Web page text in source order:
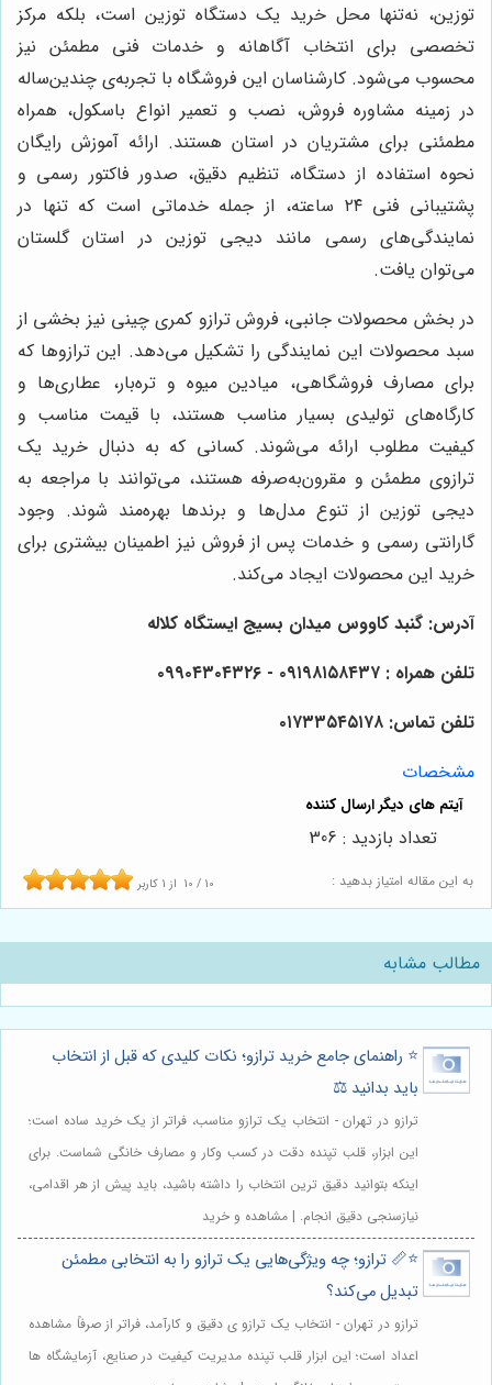
توزین، نه‌تنها محل خرید یک دستگاه توزین است، بلکه مرکز
تخصصی برای انتخاب آگاهانه و خدمات فنی مطمئن نیز
محسوب می‌شود. کارشناسان این فروشگاه با تجربه‌ی چندین‌ساله
در زمینه مشاوره فروش، نصب و تعمیر انواع باسکول، همراه
مطمئنی برای مشتریان در استان هستند. ارائه آموزش رایگان
نحوه استفاده از دستگاه، تنظیم دقیق، صدور فاکتور رسمی و
پشتیبانی فنی ۲۴ ساعته، از جمله خدماتی است که تنها در
نمایندگی‌های رسمی مانند دیجی توزین در استان گلستان
می‌توان یافت.
در بخش محصولات جانبی، فروش ترازو کمری چینی نیز بخشی از
سبد محصولات این نمایندگی را تشکیل می‌دهد. این ترازوها که
برای مصارف فروشگاهی، میادین میوه و تره‌بار، عطاری‌ها و
کارگاه‌های تولیدی بسیار مناسب هستند، با قیمت مناسب و
کیفیت مطلوب ارائه می‌شوند. کسانی که به دنبال خرید یک
ترازوی مطمئن و مقرون‌به‌صرفه هستند، می‌توانند با مراجعه به
دیجی توزین از تنوع مدل‌ها و برندها بهره‌مند شوند. وجود
گارانتی رسمی و خدمات پس از فروش نیز اطمینان بیشتری برای
خرید این محصولات ایجاد می‌کند.
آدرس: گنبد کاووس میدان بسیج ایستگاه کلاله
تلفن همراه : ۰۹۱۹۸۱۵۸۴۳۷ - ۰۹۹۰۴۳۰۴۳۲۶
تلفن تماس: ۰۱۷۳۳۵۴۵۱۷۸
مشخصات
به این مقاله امتیاز بدهید : 10 / 10 از 1 کاربر
تعداد بازدید : 306
مطالب مشابه
⭐️ راهنمای جامع خرید ترازو؛ نکات کلیدی که قبل از انتخاب
باید بدانید ⚖️
ترازو در تهران - انتخاب یک ترازو مناسب، فراتر از یک خرید ساده است؛
این ابزار، قلب تپنده دقت در کسب وکار و مصارف خانگی شماست. برای
اینکه بتوانید دقیق ترین انتخاب را داشته باشید، باید پیش از هر اقدامی،
نیازسنجی دقیق انجام. | مشاهده و خرید
⭐️📏 ترازو؛ چه ویژگی‌هایی یک ترازو را به انتخابی مطمئن
تبدیل می‌کند؟
ترازو در تهران - انتخاب یک ترازو ی دقیق و کارآمد، فراتر از صرفاً مشاهده
اعداد است؛ این ابزار قلب تپنده مدیریت کیفیت در صنایع، آزمایشگاه ها